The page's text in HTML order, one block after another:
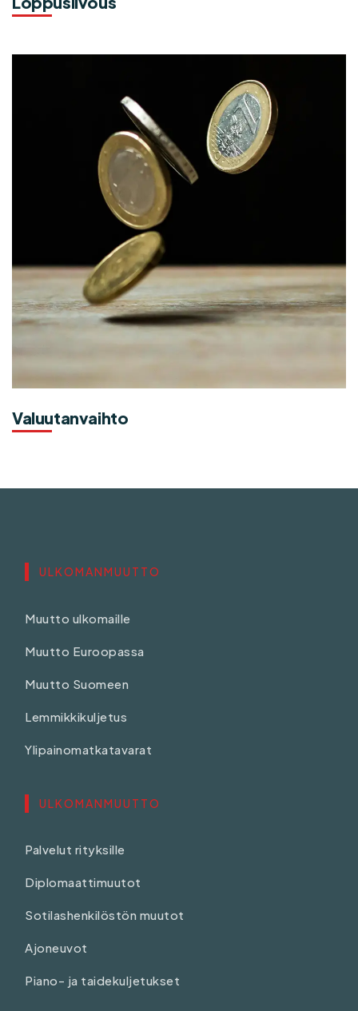
Valuutanvaihto
ULKOMANMUUTTO
Muutto ulkomaille
Muutto Euroopassa
Muutto Suomeen
Lemmikkikuljetus
Ylipainomatkatavarat
ULKOMANMUUTTO
Palvelut rityksille
Diplomaattimuutot
Sotilashenkilöstön muutot
Ajoneuvot
Piano- ja taidekuljetukset